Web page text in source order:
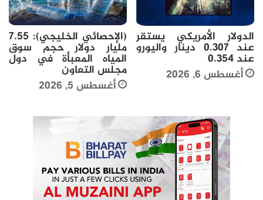
الدولار الأمريكي يستقر
عند 0.307 دينار واليورو
عند 0.354
أغسطس 6, 2026
(الإحصائي الخليجي): 7.55
مليار دولار حجم سوق
المياه المعبأة في دول
مجلس التعاون
أغسطس 5, 2026